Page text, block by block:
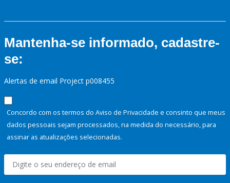
Mantenha-se informado, cadastre-
se:
Alertas de email Project p008455
Concordo com os termos do Aviso de Privacidade e consinto que meus
dados pessoais sejam processados, na medida do necessário, para
assinar as atualizações selecionadas.